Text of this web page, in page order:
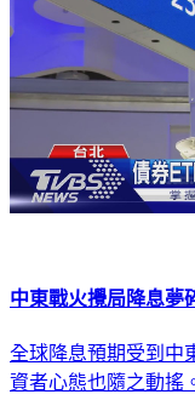
中東戰火攪局降息夢
全球降息預期受到中
資者心態也隨之動搖